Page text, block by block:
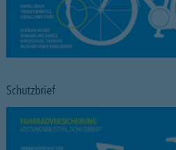
Schutzbrief